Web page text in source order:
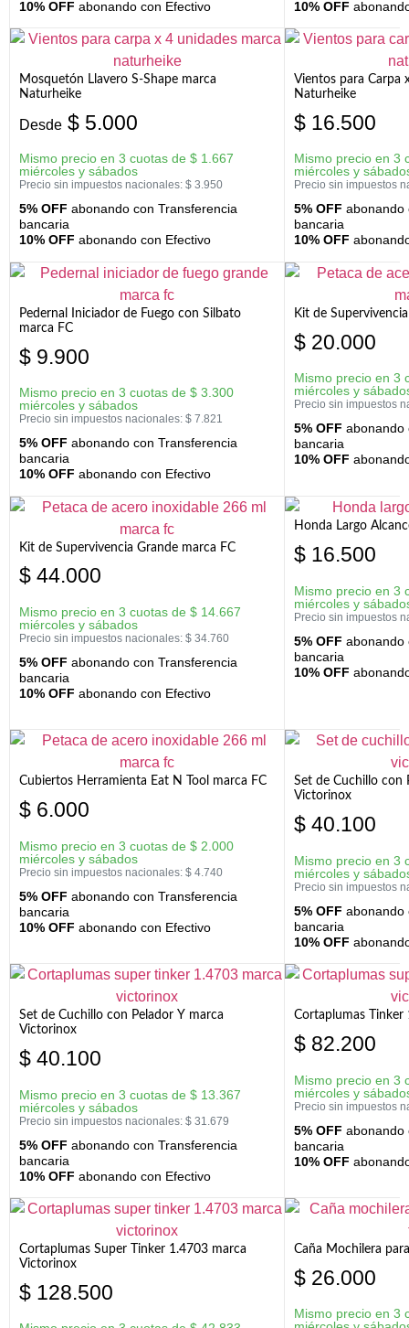
10% OFF abonando con Efectivo 10% OFF
Mosquetón Llavero S-Shape marca
Naturheike
Desde $ 5.000
Mismo precio en 3 cuotas de $ 1.667
miércoles y sábados
Precio sin impuestos nacionales: $ 3.950
5% OFF abonando con Transferencia
bancaria
10% OFF abonando con Efectivo
Vientos para Carpa
Naturheike
$ 16.500
Mismo precio en 3
miércoles y
Precio sin impuestos
5% OFF abonando
bancaria
10% OFF
Pedernal Iniciador de Fuego con Silbato
marca FC
$ 9.900
Mismo precio en 3 cuotas de $ 3.300
miércoles y sábados
Precio sin impuestos nacionales: $ 7.821
5% OFF abonando con Transferencia
bancaria
10% OFF abonando con Efectivo
Kit de
$ 20.000
Mismo precio en 3
miércoles y
Precio sin impuestos
5% OFF abonando
bancaria
10% OFF
Kit de Supervivencia Grande marca FC
$ 44.000
Mismo precio en 3 cuotas de $ 14.667
miércoles y sábados
Precio sin impuestos nacionales: $ 34.760
5% OFF abonando con Transferencia
bancaria
10% OFF abonando con Efectivo
Honda Largo
$ 16.500
Mismo precio en 3
miércoles y
Precio sin impuestos
5% OFF abonando
bancaria
10% OFF
Cubiertos Herramienta Eat N Tool marca FC
$ 6.000
Mismo precio en 3 cuotas de $ 2.000
miércoles y sábados
Precio sin impuestos nacionales: $ 4.740
5% OFF abonando con Transferencia
bancaria
10% OFF abonando con Efectivo
Set de Cuchillo con
Victorinox
$ 40.100
Mismo precio en 3
miércoles y
Precio sin impuestos
5% OFF abonando
bancaria
10% OFF
Set de Cuchillo con Pelador Y marca
Victorinox
$ 40.100
Mismo precio en 3 cuotas de $ 13.367
miércoles y sábados
Precio sin impuestos nacionales: $ 31.679
5% OFF abonando con Transferencia
bancaria
10% OFF abonando con Efectivo
Cortaplumas
$ 82.200
Mismo precio en 3
miércoles y
Precio sin impuestos
5% OFF abonando
bancaria
10% OFF
Cortaplumas Super Tinker 1.4703 marca
Victorinox
$ 128.500
Caña Mochilera
$ 26.000
Mismo precio en 3